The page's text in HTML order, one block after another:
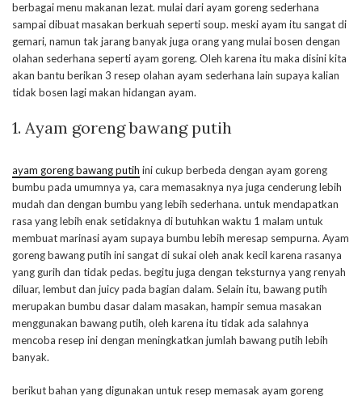
berbagai menu makanan lezat. mulai dari ayam goreng sederhana
sampai dibuat masakan berkuah seperti soup. meski ayam itu sangat di
gemari, namun tak jarang banyak juga orang yang mulai bosen dengan
olahan sederhana seperti ayam goreng. Oleh karena itu maka disini kita
akan bantu berikan 3 resep olahan ayam sederhana lain supaya kalian
tidak bosen lagi makan hidangan ayam.
1. Ayam goreng bawang putih
ayam goreng bawang putih ini cukup berbeda dengan ayam goreng
bumbu pada umumnya ya, cara memasaknya nya juga cenderung lebih
mudah dan dengan bumbu yang lebih sederhana. untuk mendapatkan
rasa yang lebih enak setidaknya di butuhkan waktu 1 malam untuk
membuat marinasi ayam supaya bumbu lebih meresap sempurna. Ayam
goreng bawang putih ini sangat di sukai oleh anak kecil karena rasanya
yang gurih dan tidak pedas. begitu juga dengan teksturnya yang renyah
diluar, lembut dan juicy pada bagian dalam. Selain itu, bawang putih
merupakan bumbu dasar dalam masakan, hampir semua masakan
menggunakan bawang putih, oleh karena itu tidak ada salahnya
mencoba resep ini dengan meningkatkan jumlah bawang putih lebih
banyak.
berikut bahan yang digunakan untuk resep memasak ayam goreng